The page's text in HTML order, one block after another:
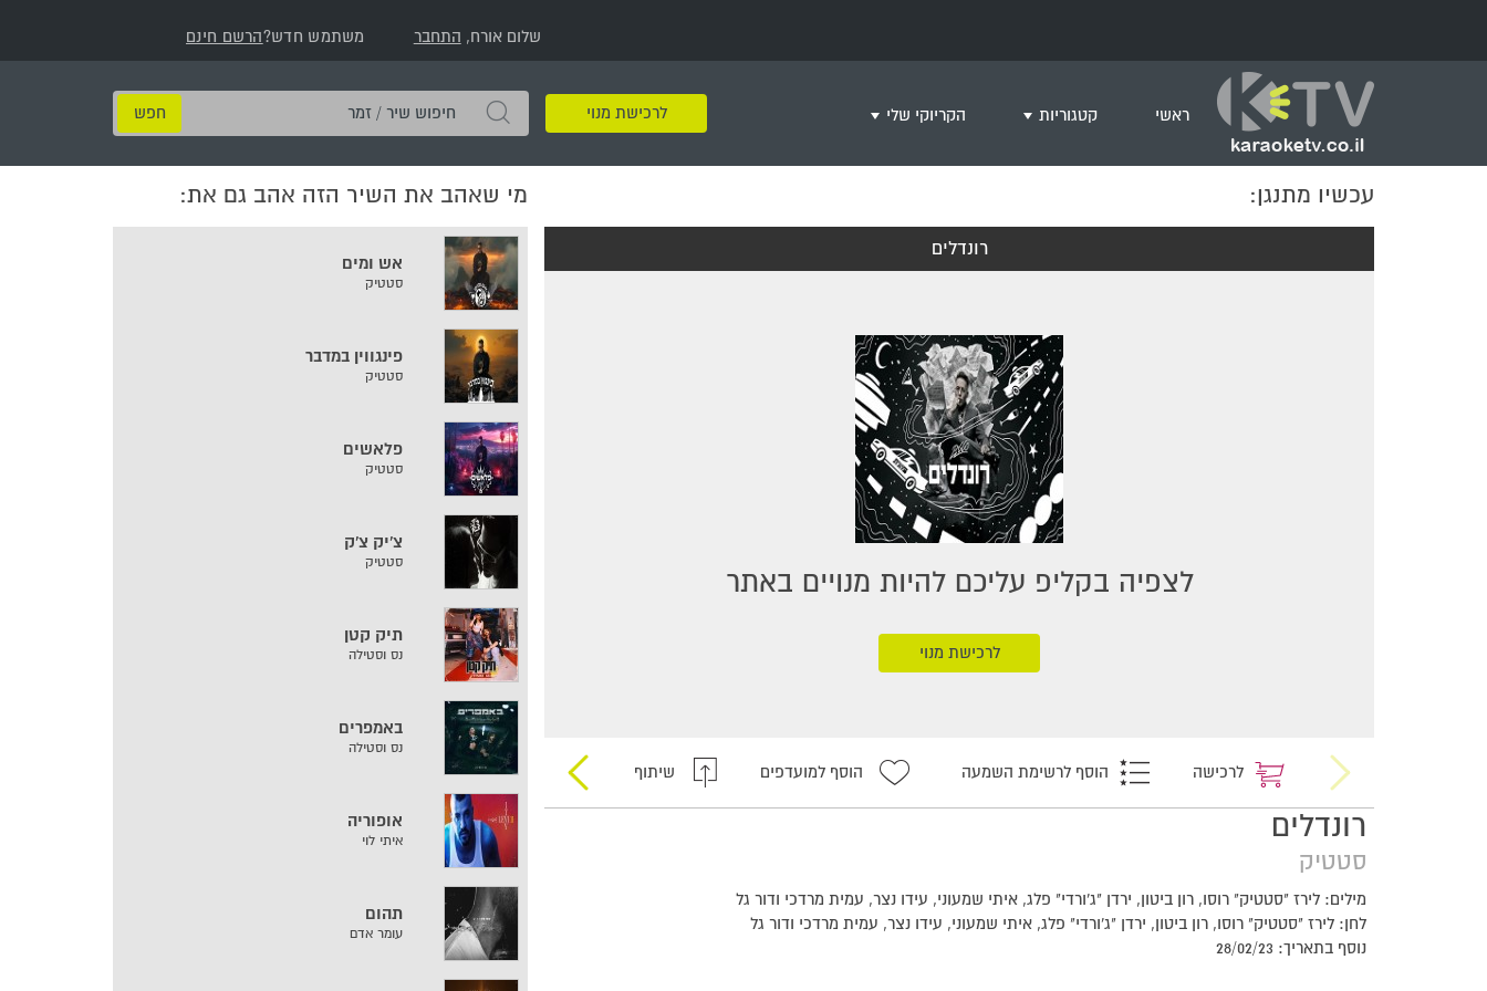
שלום אורח, התחבר משתמש חדש?הרשם חינם
ראשי קטגוריות
שירי רוק/פופ
היפ הופ
English songs
שירי ארץ ישראל
שירי אירוויזיון
מסיבת רווקות
שירי יום הזיכרון
שירי ילדים
שירי קטנטנים
שירי להקות צבאיות
הקריוקי שלי
+ צור רשימת השמעה חדשה
לרכישת מנוי
חיפוש
שיר
/
זמר
עכשיו מתנגן:
רונדלים
לצפיה בקליפ עליכם להיות מנויים באתר
לרכישת מנוי
לרכישה הוסף לרשימת השמעה הוסף למועדפים שיתוף
רונדלים
סטטיק
מילים: לירז "סטטיק" רוסו, רון ביטון, ירדן "ג'ורדי" פלג, איתי שמעוני, עידו נצר, עמית מרדכי ודור גל
לחן: לירז "סטטיק" רוסו, רון ביטון, ירדן "ג'ורדי" פלג, איתי שמעוני, עידו נצר, עמית מרדכי ודור גל
נוסף בתאריך: 28/02/23
מי שאהב את השיר הזה אהב גם את:
אש ומים
סטטיק
פינגווין במדבר
סטטיק
פלאשים
סטטיק
צ'יק צ'ק
סטטיק
תיק קטן
נס וסטילה
באמפרים
נס וסטילה
אופוריה
איתי לוי
תהום
עומר אדם